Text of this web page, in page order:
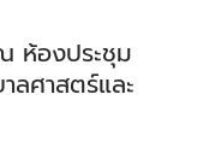
ห้องประชุม
ลศาสตร์และ